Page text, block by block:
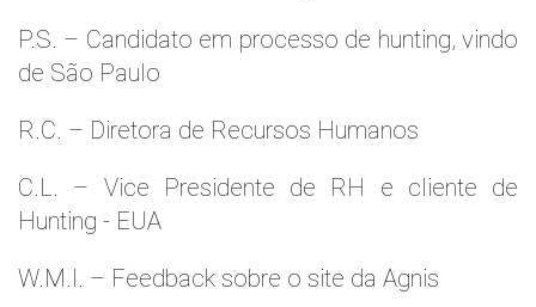
P.S. – Candidato em processo de hunting, vindo
de São Paulo
R.C. – Diretora de Recursos Humanos
C.L. – Vice Presidente de RH e cliente de
Hunting - EUA
W.M.l. – Feedback sobre o site da Agnis